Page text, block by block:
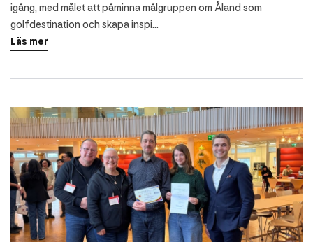
igång, med målet att påminna målgruppen om Åland som
golfdestination och skapa inspi...
Läs mer